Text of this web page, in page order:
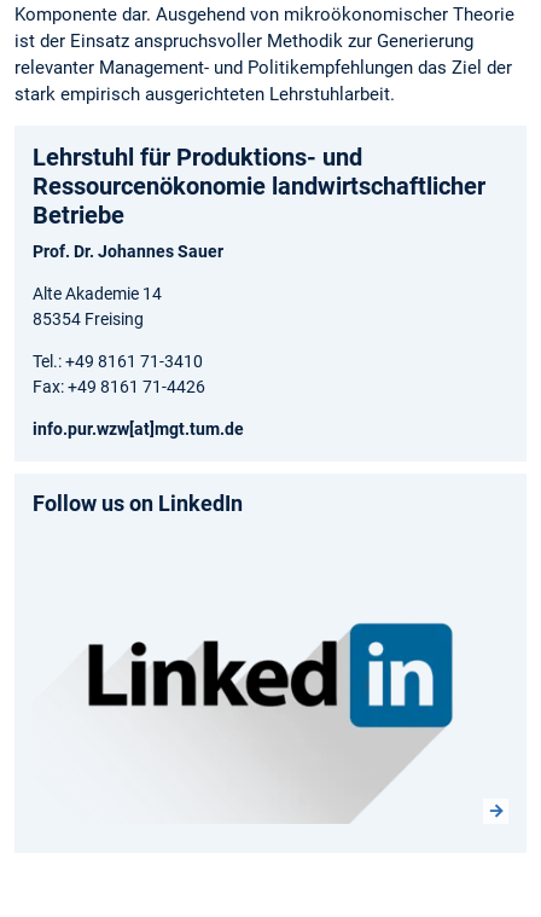
Komponente dar. Ausgehend von mikroökonomischer Theorie
ist der Einsatz anspruchsvoller Methodik zur Generierung
relevanter Management- und Politikempfehlungen das Ziel der
stark empirisch ausgerichteten Lehrstuhlarbeit.
Lehrstuhl für Produktions- und
Ressourcenökonomie landwirtschaftlicher
Betriebe
Prof. Dr. Johannes Sauer
Alte Akademie 14
85354 Freising
Tel.: +49 8161 71-3410
Fax: +49 8161 71-4426
info.pur.wzw[at]mgt.tum.de
Follow us on LinkedIn